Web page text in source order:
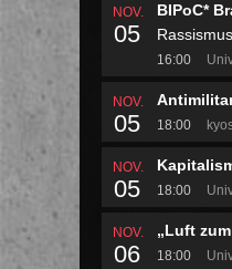
NOV.
05
BIPoC*
16:00
NOV.
05 18:00
NOV.
05 18:00
NOV.
06
„Luft
18:00